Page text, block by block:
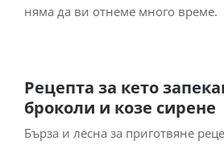
няма да ви отнеме много време.
Рецепта за кето
броколи и козе сирене
Бърза и лесна за приготвяне